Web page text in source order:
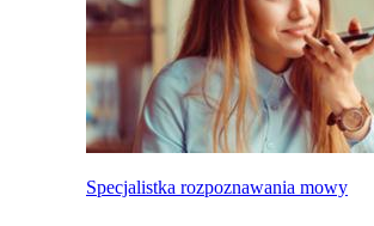
Specjalistka rozpoznawania mowy